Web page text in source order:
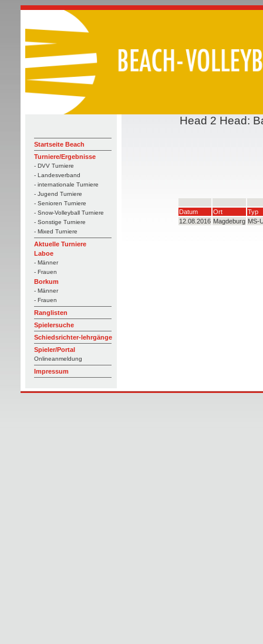
Startseite Beach
Turniere/Ergebnisse
- DVV Turniere
- Landesverband
- internationale Turniere
- Jugend Turniere
- Senioren Turniere
- Snow-Volleyball Turniere
- Sonstige Turniere
- Mixed Turniere
Aktuelle Turniere
Laboe
- Männer
- Frauen
Borkum
- Männer
- Frauen
Ranglisten
Spielersuche
Schiedsrichter-lehrgänge
Spieler/Portal
Onlineanmeldung
Impressum
Head 2 Head:
Datum Ort
Typ
12.08.2016 Magdeburg MS-